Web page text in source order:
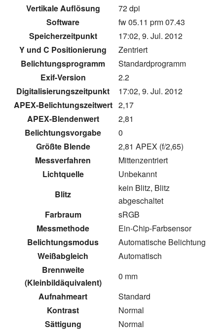
Vertikale Auflösung
72 dpi
Software
fw 05.11 prm 07.43
Speicherzeitpunkt
17:02, 9. Jul. 2012
Y und C Positionierung
Zentriert
Belichtungsprogramm
Standardprogramm
Exif-Version
2.2
Digitalisierungszeitpunkt
17:02, 9. Jul. 2012
APEX-Belichtungszeitwert 2,17
APEX-Blendenwert
2,81
Belichtungsvorgabe
0
Größte Blende
2,81 APEX (f/2,65)
Messverfahren
Mittenzentriert
Lichtquelle
Unbekannt
Blitz
kein Blitz, Blitz
abgeschaltet
Farbraum
sRGB
Messmethode
Ein-Chip-Farbsensor
Belichtungsmodus
Automatische Belichtung
Weißabgleich
Automatisch
Brennweite
(Kleinbildäquivalent)
0 mm
Aufnahmeart
Standard
Kontrast
Normal
Sättigung
Normal